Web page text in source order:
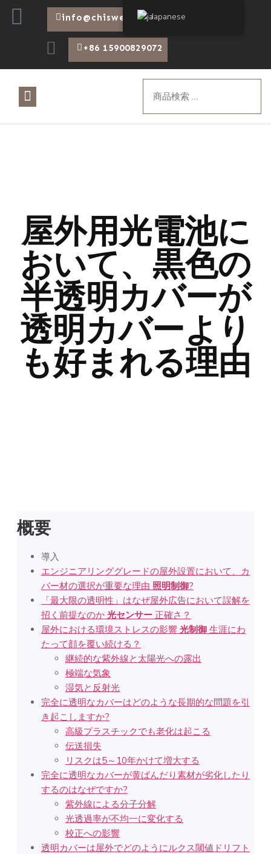
info@chiswear.com
+86 15900829072
屋外用光電池に
おいて、黒色の
半透明カバーが
透明カバーより
も好まれる理由
概要
導入
エンジニアリンググレードの屋外設置において、カ
バー材の選択が重要な理由 照明制御?
「最大限の透明性」はなぜ屋外広告において誤解を
招く前提なのか 光センサー 正確さ？
屋外における環境ストレスの影響 光制御 生涯にわ
たって顔を覆い続ける？
継続的な紫外線と太陽光への露出
極端な気象
湿気と反射光
完全に透明なカバーはどのような長期的な問題を引
き起こしますか?
高級プラスチックでも老化は起こる
伝送損失
リスクは5～10年かけて増大する
完全に透明なカバーが黄ばんだり素材が劣化したり
するのはなぜですか?
紫外線による分子分解
光透過率が不均一に変化する
校正への影響
透明カバーは屋外でどのようにルクス閾値ドリフト
Japanese